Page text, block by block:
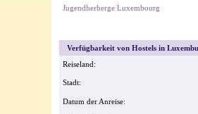
Jugendherberge Luxembourg
Verfügbarkeit von Hostels in
Reiseland:
Stadt:
Datum der Anreise: